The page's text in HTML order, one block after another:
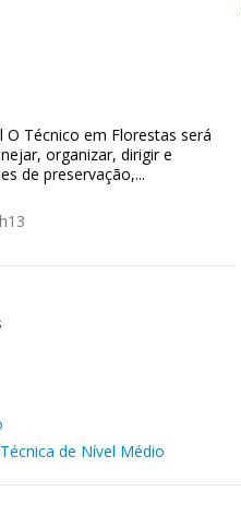
O Técnico em Florestas será
organizar, dirigir e
de preservação,...
de Nível Médio